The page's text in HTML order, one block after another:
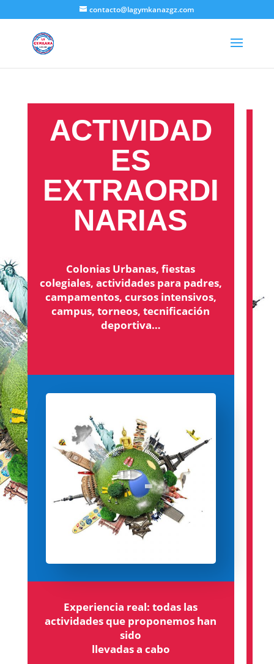
contacto@lagymkanazgz.com
ACTIVIDAD
ES
EXTRAORDI
NARIAS
Colonias Urbanas, fiestas
colegiales, actividades para padres,
campamentos, cursos intensivos,
campus, torneos, tecnificación
deportiva…
Experiencia real: todas las
actividades que proponemos han
sido
llevadas a cabo